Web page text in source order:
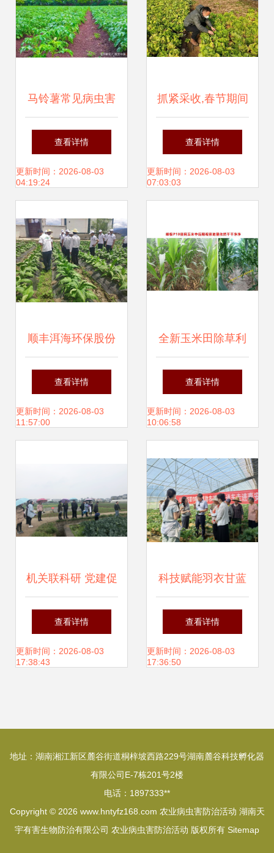
马铃薯常见病虫害
防治全攻略 掌握要
点综合防控，助力
查看详情
更新时间：2026-08-03
04:19:24
抓紧采收,春节期间
不打烊 ,崇明全力
保障蔬菜生产供应
查看详情
更新时间：2026-08-03
07:03:03
顺丰洱海环保股份
农化服务队开展绿
色烟叶种植技术提
查看详情
更新时间：2026-08-03
11:57:00
全新玉米田除草利
器 四元复配，封杀
全能，抗性杂草防
查看详情
更新时间：2026-08-03
10:06:58
机关联科研 党建促
发展 蔬菜研究党支
部与市农业农村局
治党建活动
查看详情
更新时间：2026-08-03
17:38:43
科技赋能羽衣甘蓝
山东省农科院蔬菜
研究所专家团队
查看详情
更新时间：2026-08-03
17:36:50
地址：湖南湘江新区麓谷街道桐梓坡西路229号湖南麓谷科技孵化器
有限公司E-7栋201号2楼
电话：1897333**
Copyright © 2026 www.hntyfz168.com 农业病虫害防治活动 湖南天
宇有害生物防治有限公司 农业病虫害防治活动 版权所有 Sitemap